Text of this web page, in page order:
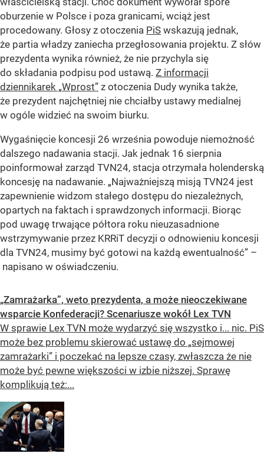
oburzenie w Polsce i poza granicami, wciąż jest
procedowany. Głosy z otoczenia PiS wskazują jednak,
że partia władzy zaniecha przegłosowania projektu. Z słów
prezydenta wynika również, że nie przychyla się
do składania podpisu pod ustawą. Z informacji
dziennikarek „Wprost” z otoczenia Dudy wynika także,
że prezydent najchętniej nie chciałby ustawy medialnej
w ogóle widzieć na swoim biurku.
Wygaśnięcie koncesji 26 września powoduje niemożność
dalszego nadawania stacji. Jak jednak 16 sierpnia
poinformował zarząd TVN24, stacja otrzymała holenderską
koncesję na nadawanie. „Najważniejszą misją TVN24 jest
zapewnienie widzom stałego dostępu do niezależnych,
opartych na faktach i sprawdzonych informacji. Biorąc
pod uwagę trwające półtora roku nieuzasadnione
wstrzymywanie przez KRRiT decyzji o odnowieniu koncesji
dla TVN24, musimy być gotowi na każdą ewentualność” –
napisano w oświadczeniu.
„Zamrażarka”, weto prezydenta, a może nieoczekiwane
wsparcie Konfederacji? Scenariusze wokół Lex TVN
W sprawie Lex TVN może wydarzyć się wszystko i... nic. PiS
może bez problemu skierować ustawę do „sejmowej
zamrażarki” i poczekać na lepsze czasy, zwłaszcza że nie
może być pewne większości w izbie niższej. Sprawę
komplikują też:...